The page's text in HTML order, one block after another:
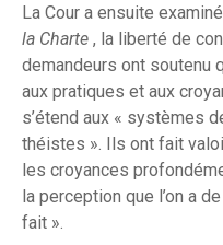
La Cour a ensuite
la Charte , la liberté de
demandeurs ont soutenu
aux pratiques et aux
s’étend aux « systèmes
théistes ». Ils ont fait
les croyances
la perception que l’on a
fait ».